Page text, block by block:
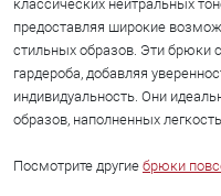
классических нейтральных
предоставляя широкие
стильных образов. Эти брюки
гардероба, добавляя
индивидуальность. Они
образов, наполненных
Посмотрите другие брюки